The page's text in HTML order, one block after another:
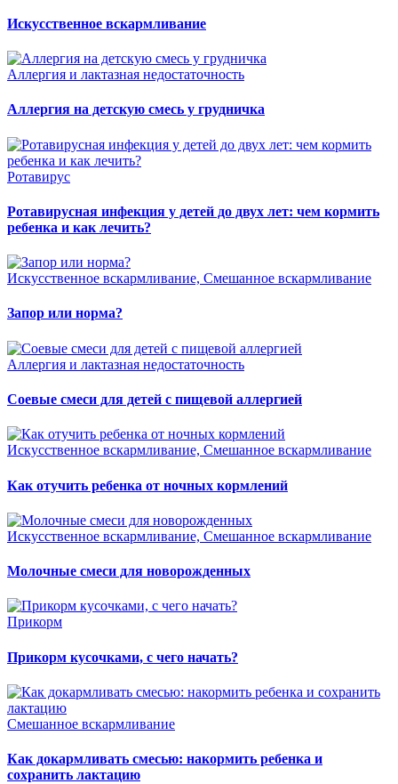
Искусственное вскармливание
Аллергия и лактазная недостаточность
Аллергия на детскую смесь у грудничка
Ротавирус
Ротавирусная инфекция у детей до двух лет: чем кормить
ребенка и как лечить?
Искусственное вскармливание, Смешанное вскармливание
Запор или норма?
Аллергия и лактазная недостаточность
Соевые смеси для детей с пищевой аллергией
Искусственное вскармливание, Смешанное вскармливание
Как отучить ребенка от ночных кормлений
Искусственное вскармливание, Смешанное вскармливание
Молочные смеси для новорожденных
Прикорм
Прикорм кусочками, с чего начать?
Смешанное вскармливание
Как докармливать смесью: накормить ребенка и
сохранить лактацию